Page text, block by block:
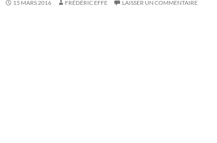
15 MARS 2016 FRÉDÉRIC EFFE LAISSER UN COMMENTAIRE